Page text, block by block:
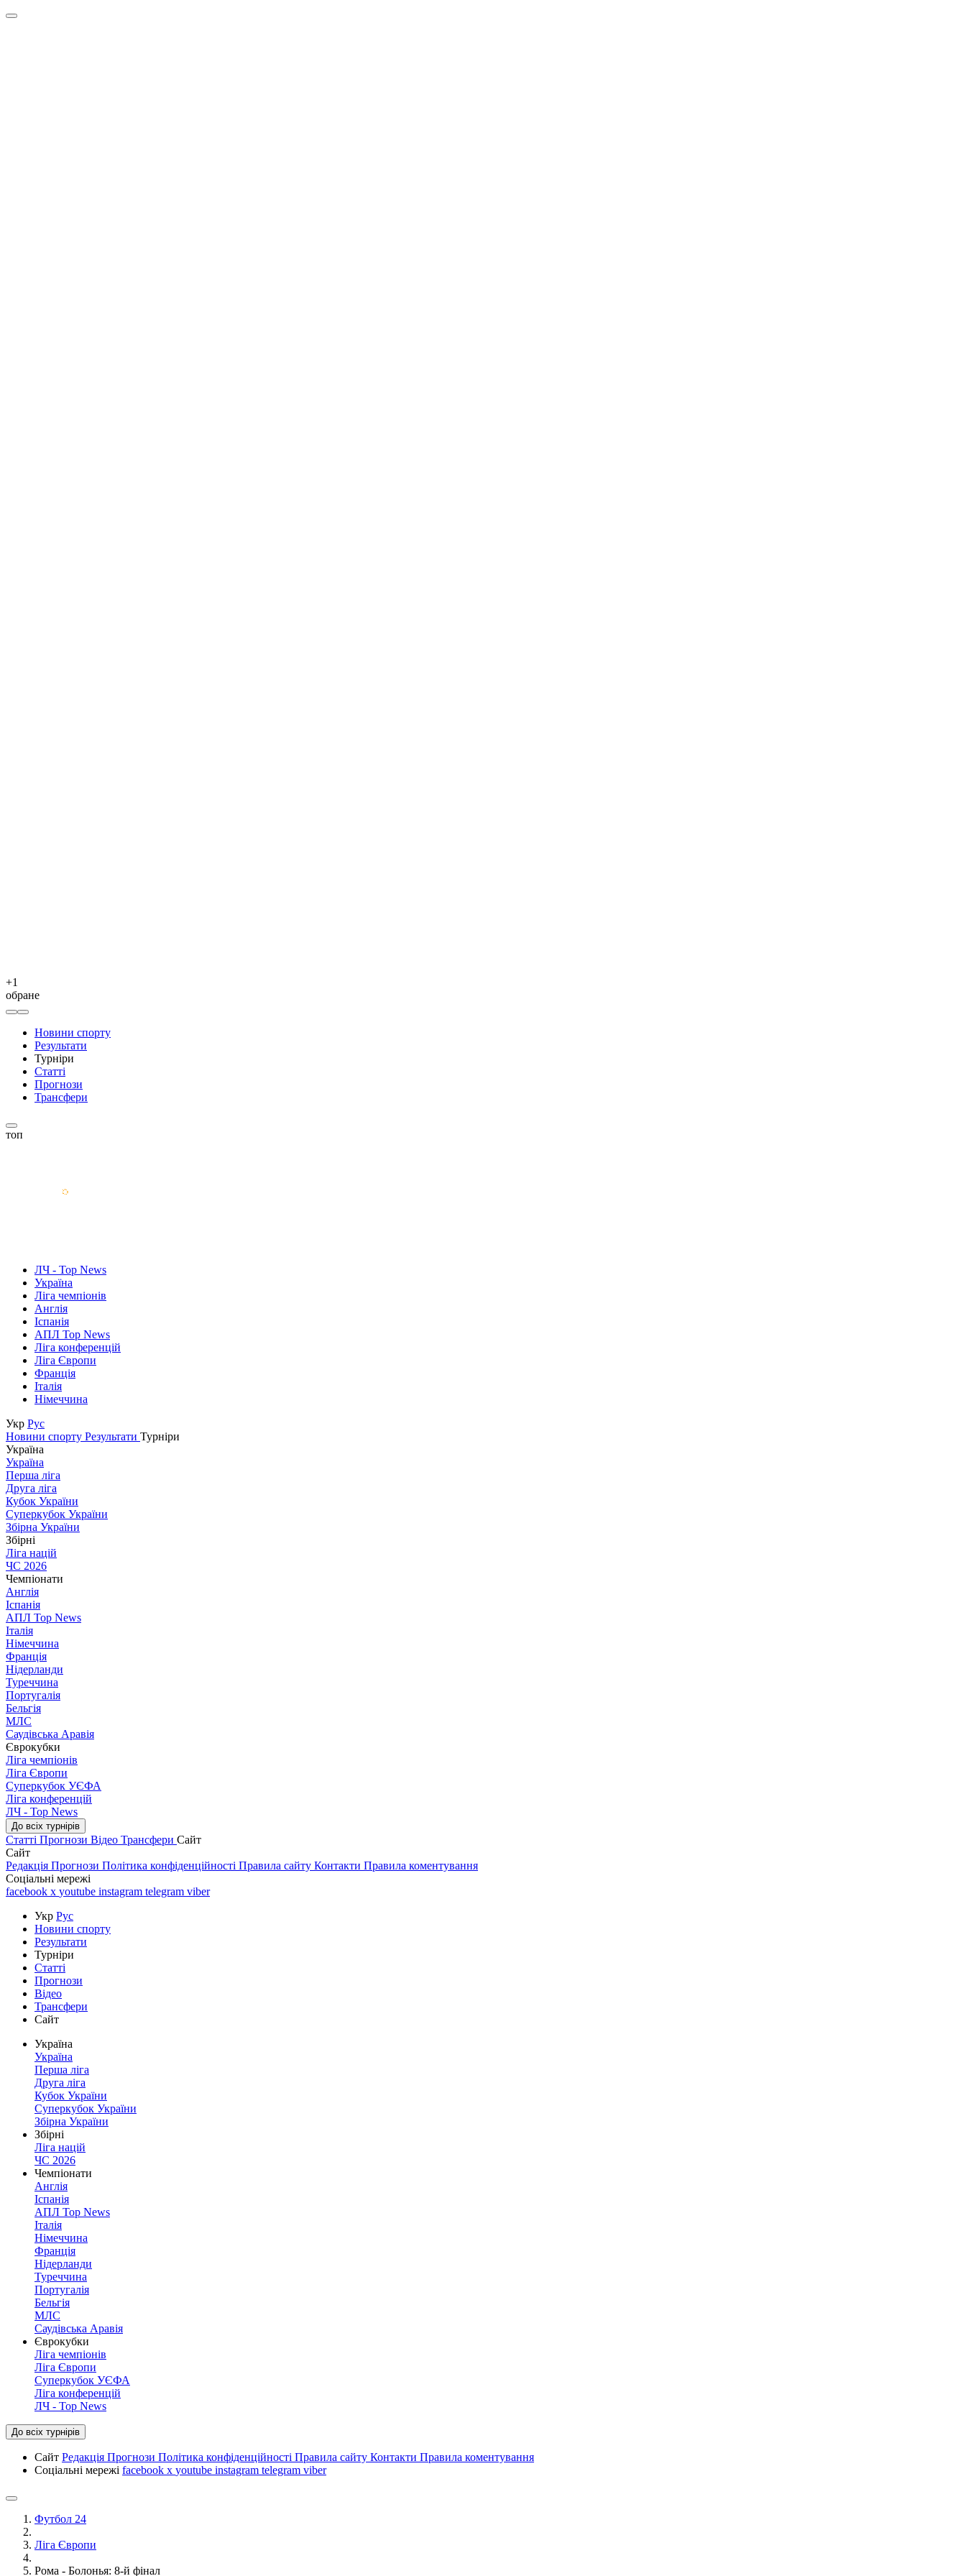
+1
обране
Новини спорту
Результати
Турніри
Статті
Прогнози
Трансфери
топ
ЛЧ - Top News
Україна
Ліга чемпіонів
Англія
Іспанія
АПЛ Top News
Ліга конференцій
Ліга Європи
Франція
Італія
Німеччина
Укр Рус
Новини спорту Результати Турніри
Україна
Україна
Перша ліга
Друга ліга
Кубок України
Суперкубок України
Збірна України
Збірні
Ліга націй
ЧС 2026
Чемпіонати
Англія
Іспанія
АПЛ Top News
Італія
Німеччина
Франція
Нідерланди
Туреччина
Португалія
Бельгія
МЛС
Саудівська Аравія
Єврокубки
Ліга чемпіонів
Ліга Європи
Суперкубок УЄФА
Ліга конференцій
ЛЧ - Top News
До всіх турнірів
Статті Прогнози Відео Трансфери Сайт
Сайт
Редакція Прогнози Політика конфіденційності Правила сайту Контакти Правила коментування
Соціальні мережі
facebook x youtube instagram telegram viber
Укр Рус
Новини спорту
Результати
Турніри
Статті
Прогнози
Відео
Трансфери
Сайт
Україна
Україна
Перша ліга
Друга ліга
Кубок України
Суперкубок України
Збірна України
Збірні
Ліга націй
ЧС 2026
Чемпіонати
Англія
Іспанія
АПЛ Top News
Італія
Німеччина
Франція
Нідерланди
Туреччина
Португалія
Бельгія
МЛС
Саудівська Аравія
Єврокубки
Ліга чемпіонів
Ліга Європи
Суперкубок УЄФА
Ліга конференцій
ЛЧ - Top News
До всіх турнірів
Сайт Редакція Прогнози Політика конфіденційності Правила сайту Контакти Правила коментування
Соціальні мережі facebook x youtube instagram telegram viber
Футбол 24
Ліга Європи
Рома - Болонья: 8-й фінал